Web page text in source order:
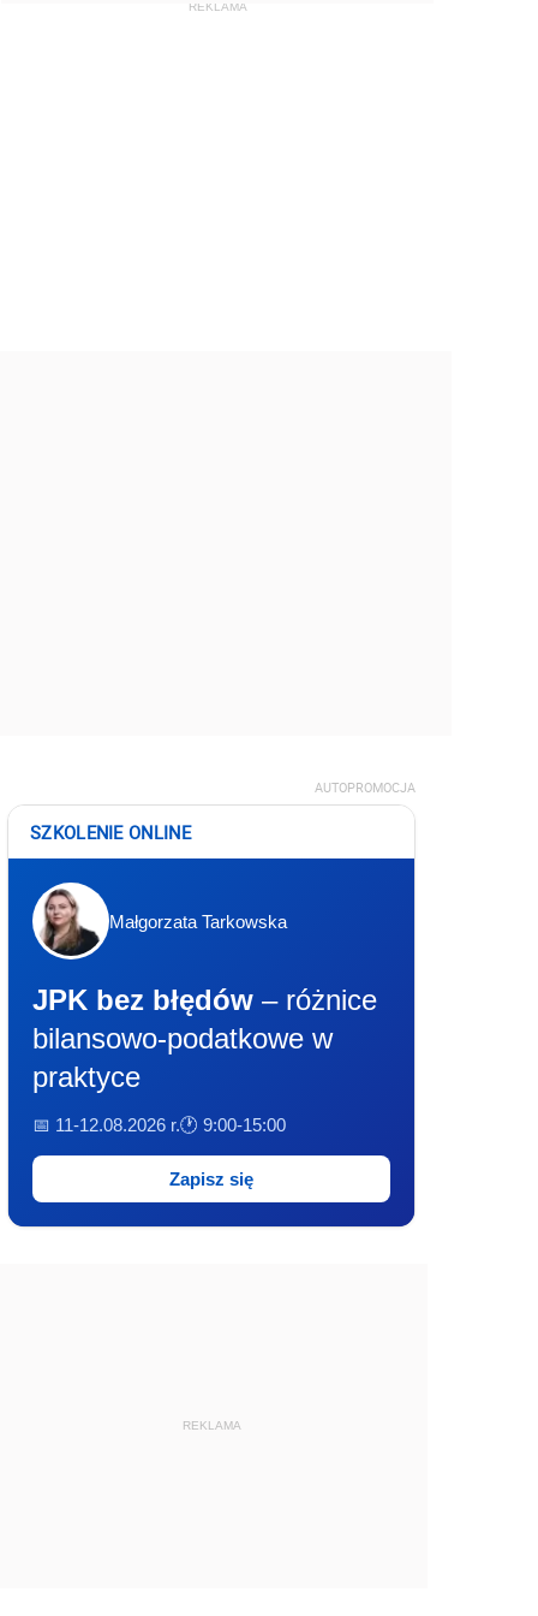
AUTOPROMOCJA
SZKOLENIE ONLINE
Małgorzata Tarkowska
JPK bez błędów – różnice
bilansowo-podatkowe w
praktyce
📅 11-12.08.2026 r.🕐 9:00-15:00
Zapisz się
REKLAMA